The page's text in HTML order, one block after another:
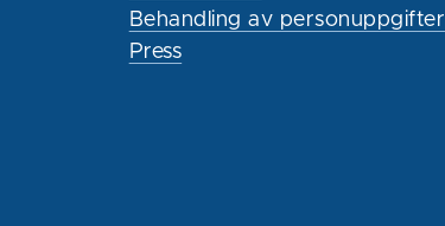
Behandling av personuppgifter
Press